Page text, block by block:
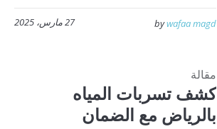
27 مارس، 2025 bywafaa magd
مقالة
كشف تسربات المياه
بالرياض مع الضمان